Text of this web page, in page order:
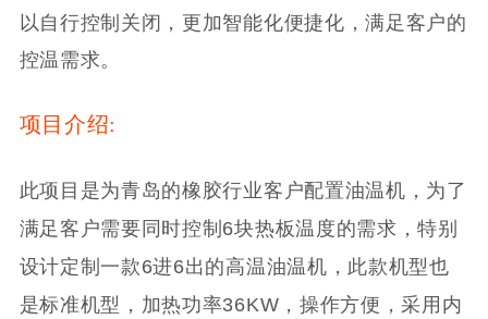
以自行控制关闭，更加智能化便捷化，满足客户的
控温需求。
项目介绍:
此项目是为青岛的橡胶行业客户配置油温机，为了
满足客户需要同时控制6块热板温度的需求，特别
设计定制一款6进6出的高温油温机，此款机型也
是标准机型，加热功率36KW，操作方便，采用内